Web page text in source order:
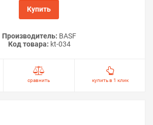
Купить
Производитель: BASF
Код товара: kt-034
сравнить купить в 1 клик